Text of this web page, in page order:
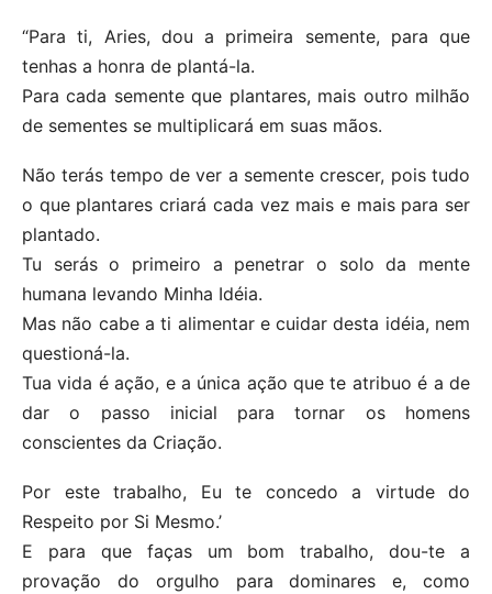
“Para ti, Aries, dou a primeira semente, para que
tenhas a honra de plantá-la.
Para cada semente que plantares, mais outro milhão
de sementes se multiplicará em suas mãos.
Não terás tempo de ver a semente crescer, pois tudo
o que plantares criará cada vez mais e mais para ser
plantado.
Tu serás o primeiro a penetrar o solo da mente
humana levando Minha Idéia.
Mas não cabe a ti alimentar e cuidar desta idéia, nem
questioná-la.
Tua vida é ação, e a única ação que te atribuo é a de
dar o passo inicial para tornar os homens
conscientes da Criação.
Por este trabalho, Eu te concedo a virtude do
Respeito por Si Mesmo.’
E para que faças um bom trabalho, dou-te a
provação do orgulho para dominares e, como